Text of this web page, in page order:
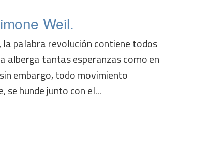
Weil.
la palabra revolución contiene todos
alberga tantas esperanzas como en
embargo, todo movimiento
hunde junto con el...